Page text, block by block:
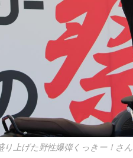
り上げた野性爆弾くっきー！さん